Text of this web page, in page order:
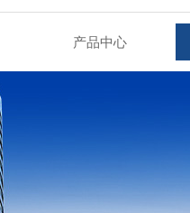
产品中心